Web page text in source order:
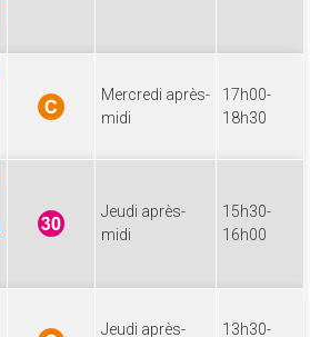
Mercredi après-
midi
17h00-
18h30
Jeudi après-
midi
15h30-
16h00
Jeudi après- 13h30-